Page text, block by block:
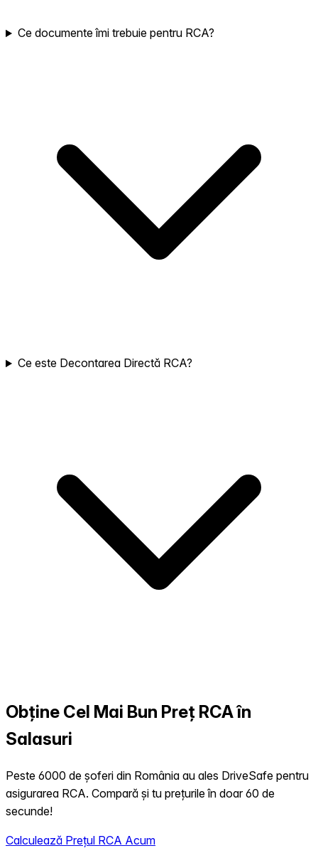
Ce documente îmi trebuie pentru RCA?
Ce este Decontarea Directă RCA?
Obține Cel Mai Bun Preț RCA în
Salasuri
Peste 6000 de șoferi din România au ales DriveSafe pentru
asigurarea RCA. Compară și tu prețurile în doar 60 de
secunde!
Calculează Prețul RCA Acum